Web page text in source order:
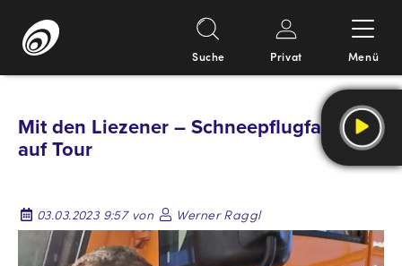
Inhalt
Suche Privat Menü
Mit den Liezener – Schneepflugfahrern
auf Tour
03.03.2023 9:57 von Werner Raggl